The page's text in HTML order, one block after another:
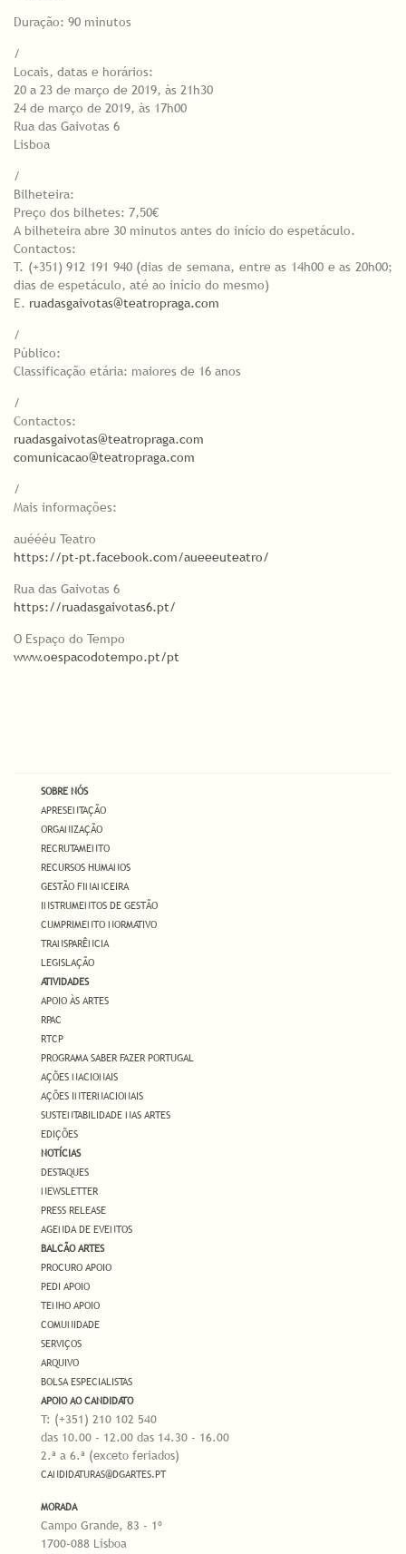
Duração: 90 minutos
/
Locais, datas e horários:
20 a 23 de março de 2019, às 21h30
24 de março de 2019, às 17h00
Rua das Gaivotas 6
Lisboa
/
Bilheteira:
Preço dos bilhetes: 7,50€
A bilheteira abre 30 minutos antes do início do espetáculo.
Contactos:
T. (+351) 912 191 940 (dias de semana, entre as 14h00 e as 20h00;
dias de espetáculo, até ao início do mesmo)
E. ruadasgaivotas@teatropraga.com
/
Público:
Classificação etária: maiores de 16 anos
/
Contactos:
ruadasgaivotas@teatropraga.com
comunicacao@teatropraga.com
/
Mais informações:
auéééu Teatro
https://pt-pt.facebook.com/aueeeuteatro/
Rua das Gaivotas 6
https://ruadasgaivotas6.pt/
O Espaço do Tempo
www.oespacodotempo.pt/pt
SOBRE NÓS
APRESENTAÇÃO
ORGANIZAÇÃO
RECRUTAMENTO
RECURSOS HUMANOS
GESTÃO FINANCEIRA
INSTRUMENTOS DE GESTÃO
CUMPRIMENTO NORMATIVO
TRANSPARÊNCIA
LEGISLAÇÃO
ATIVIDADES
APOIO ÀS ARTES
RPAC
RTCP
PROGRAMA SABER FAZER PORTUGAL
AÇÕES NACIONAIS
AÇÕES INTERNACIONAIS
SUSTENTABILIDADE NAS ARTES
EDIÇÕES
NOTÍCIAS
DESTAQUES
NEWSLETTER
PRESS RELEASE
AGENDA DE EVENTOS
BALCÃO ARTES
PROCURO APOIO
PEDI APOIO
TENHO APOIO
COMUNIDADE
SERVIÇOS
ARQUIVO
BOLSA ESPECIALISTAS
APOIO AO CANDIDATO
T: (+351) 210 102 540
das 10.00 - 12.00 das 14.30 - 16.00
2.ª a 6.ª (exceto feriados)
CANDIDATURAS@DGARTES.PT
MORADA
Campo Grande, 83 - 1º
1700-088 Lisboa